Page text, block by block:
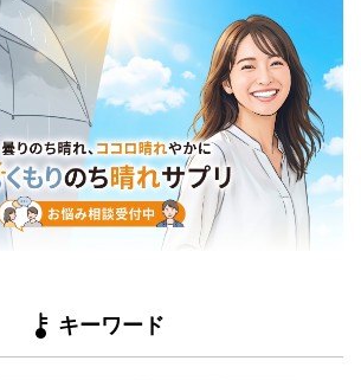
キーワード